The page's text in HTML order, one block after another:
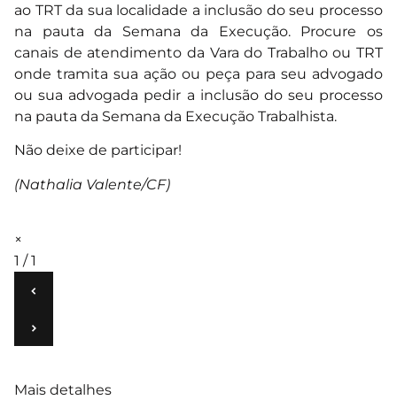
ao TRT da sua localidade a inclusão do seu processo
na pauta da Semana da Execução. Procure os
canais de atendimento da Vara do Trabalho ou TRT
onde tramita sua ação ou peça para seu advogado
ou sua advogada pedir a inclusão do seu processo
na pauta da Semana da Execução Trabalhista.
Não deixe de participar!
(Nathalia Valente/CF)
×
1 / 1
‹
›
Mais detalhes